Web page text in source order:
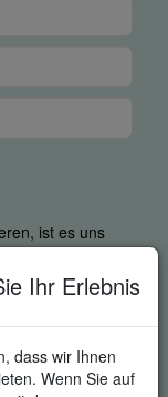
Ihr Erlebnis
dass wir Ihnen
Wenn Sie auf
ist es uns
die Plattform mit
Sie mit der
stimmen
Informationen